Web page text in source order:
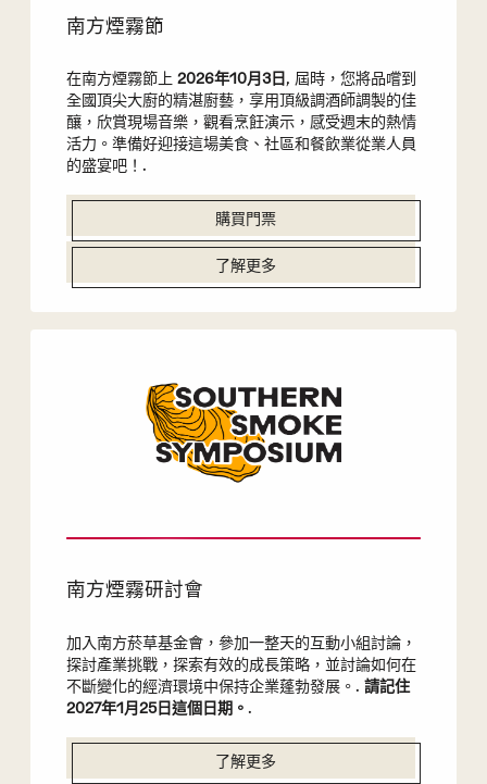
南方煙霧節
在南方煙霧節上 2026年10月3日 , 屆時，您將品嚐到
全國頂尖大廚的精湛廚藝，享用頂級調酒師調製的佳
釀，欣賞現場音樂，觀看烹飪演示，感受週末的熱情
活力。準備好迎接這場美食、社區和餐飲業從業人員
的盛宴吧！.
購買門票
了解更多
南方煙霧研討會
加入南方菸草基金會，參加一整天的互動小組討論，
探討產業挑戰，探索有效的成長策略，並討論如何在
不斷變化的經濟環境中保持企業蓬勃發展。. 請記住
2027年1月25日這個日期。 .
了解更多